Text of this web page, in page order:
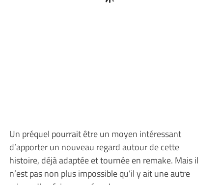
Un préquel pourrait être un moyen intéressant
d’apporter un nouveau regard autour de cette
histoire, déjà adaptée et tournée en remake. Mais il
n’est pas non plus impossible qu’il y ait une autre